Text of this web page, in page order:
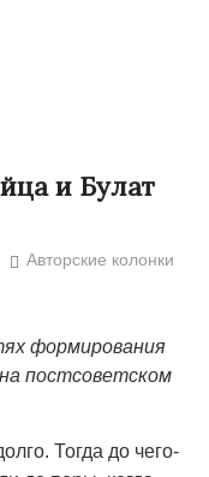
и Булат
Авторские колонки
формирования
постсоветском
Тогда до чего-